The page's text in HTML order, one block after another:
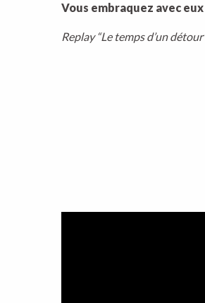
Vous embraquez avec eux
Replay “Le temps d’un